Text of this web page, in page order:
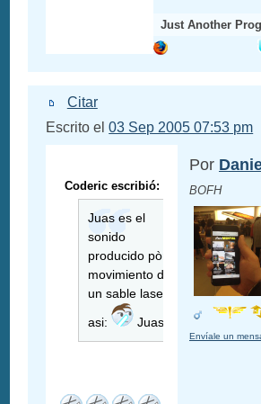
Just Another
Citar
Escrito el03 Sep 2005 07:53 pm
Coderic escribió:
Juas es el
sonido
producido pòr el
movimiento de
un sable laser
asi:
Juas
Por
BOFH
Envíale un